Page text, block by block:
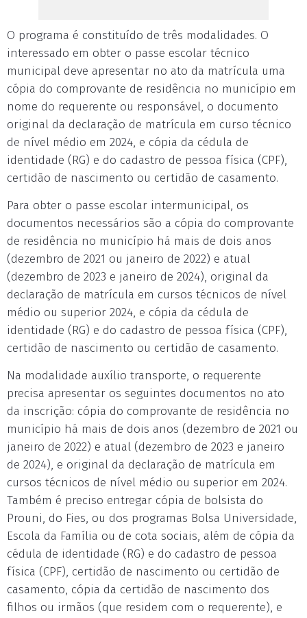
O programa é constituído de três modalidades. O
interessado em obter o passe escolar técnico
municipal deve apresentar no ato da matrícula uma
cópia do comprovante de residência no município em
nome do requerente ou responsável, o documento
original da declaração de matrícula em curso técnico
de nível médio em 2024, e cópia da cédula de
identidade (RG) e do cadastro de pessoa física (CPF),
certidão de nascimento ou certidão de casamento.
Para obter o passe escolar intermunicipal, os
documentos necessários são a cópia do comprovante
de residência no município há mais de dois anos
(dezembro de 2021 ou janeiro de 2022) e atual
(dezembro de 2023 e janeiro de 2024), original da
declaração de matrícula em cursos técnicos de nível
médio ou superior 2024, e cópia da cédula de
identidade (RG) e do cadastro de pessoa física (CPF),
certidão de nascimento ou certidão de casamento.
Na modalidade auxílio transporte, o requerente
precisa apresentar os seguintes documentos no ato
da inscrição: cópia do comprovante de residência no
município há mais de dois anos (dezembro de 2021 ou
janeiro de 2022) e atual (dezembro de 2023 e janeiro
de 2024), e original da declaração de matrícula em
cursos técnicos de nível médio ou superior em 2024.
Também é preciso entregar cópia de bolsista do
Prouni, do Fies, ou dos programas Bolsa Universidade,
Escola da Família ou de cota sociais, além de cópia da
cédula de identidade (RG) e do cadastro de pessoa
física (CPF), certidão de nascimento ou certidão de
casamento, cópia da certidão de nascimento dos
filhos ou irmãos (que residem com o requerente), e